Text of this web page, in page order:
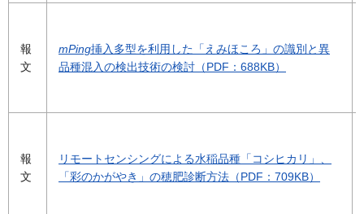
報
文
mPing挿入多型を利用した「えみほころ」の識別と異
品種混入の検出技術の検討（PDF：688KB）
報
文
リモートセンシングによる水稲品種「コシヒカリ」、
「彩のかがやき」の穂肥診断方法（PDF：709KB）